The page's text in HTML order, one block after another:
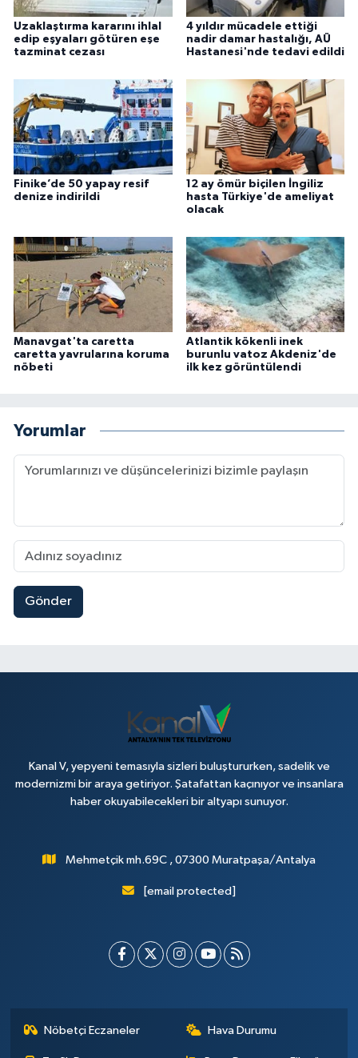
Uzaklaştırma kararını ihlal
edip eşyaları götüren eşe
tazminat cezası
4 yıldır mücadele ettiği
nadir damar hastalığı, AÜ
Hastanesi'nde tedavi edildi
Finike’de 50 yapay resif
denize indirildi
12 ay ömür biçilen İngiliz
hasta Türkiye'de ameliyat
olacak
Manavgat'ta caretta
caretta yavrularına koruma
nöbeti
Atlantik kökenli inek
burunlu vatoz Akdeniz'de
ilk kez görüntülendi
Yorumlar
Gönder
Kanal V, yepyeni temasıyla sizleri buluştururken, sadelik ve
modernizmi bir araya getiriyor. Şatafattan kaçınıyor ve insanlara
haber okuyabilecekleri bir altyapı sunuyor.
Mehmetçik mh.69C , 07300 Muratpaşa/Antalya
[email protected]
Nöbetçi Eczaneler Hava Durumu